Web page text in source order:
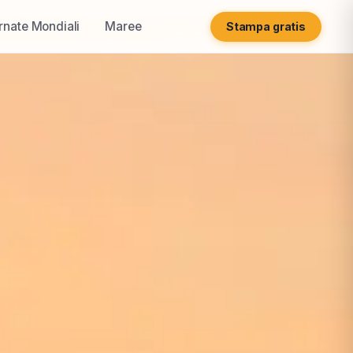
Mondiali Maree Stampa gratis